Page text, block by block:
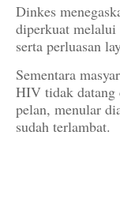
Dinkes
diperkuat melalui
serta perluasan
Sementara
HIV tidak datang
pelan, menular
sudah terlambat.